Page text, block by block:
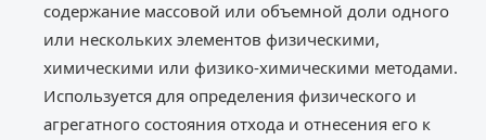
содержание массовой или объемной доли одного
или нескольких элементов физическими,
химическими или физико-химическими методами.
Используется для определения физического и
агрегатного состояния отхода и отнесения его к